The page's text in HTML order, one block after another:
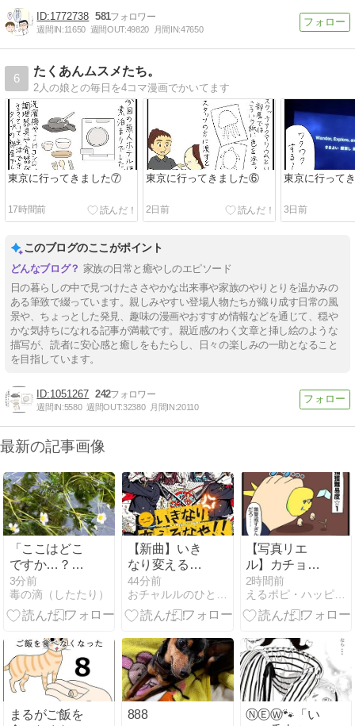
1772738 581
週間IN:11650 週間OUT:49820 月間IN:47650
6
たくあんムスメたち。
2人の娘との毎日を4コマ漫画でかいてます
東京に行ってきました⑦
17時間前
東京に行ってきました⑥
2日前
東京に行って
3日前
このブログのここがポイント
家族の日常と癒やしのエピソード
日の暮らしの中で見つけたささやかな出来事や家族のやりとりを温かみの
ある筆致で綴っています。親しみやすい登場人物たちが織り成す日常の風
景や、ちょっとした発見、趣味の漫画やおすすめ情報などを通じて、穏や
かな気持ちになれる記事が満載です。親近感のわく文章と挿し絵のような
描写が、読者に安心感と癒しをもたらし、日々の楽しみの一助となること
を目指しています。
1051267 242
週間IN:5580 週間OUT:32380 月間IN:20110
最新の記事画像
「ここはどこ
ですか…？」
- 駅と不審者
と私。
3分前
毒の滴（したたり）
【新曲】いき
なり変えるな
や!!(┛◉Д◉)┛
彡┻━┻
【#UI改悪供
44分前
おチャルルのひとり言
【写真リエ
ル】カチョの
捕獲難易度☆
１
2時間前
えるポピ・ハッピーオタクライフ
まるがご飯を
888
ⓃⒺⓌ🐾「い